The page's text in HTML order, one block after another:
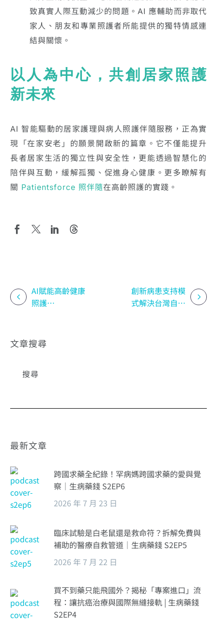
致真實人際互動減少的問題。AI 應輔助而非取代
家人、朋友和專業照護者所能提供的獨特情感連
結與關懷。
以人為中心，共創居家照護
新未來
AI 智能驅動的居家護理與病人照護伴隨服務，正為實
現「在家安老」的願景開啟新的篇章。它不僅能提升
長者居家生活的獨立性與安全性，更能透過智慧化的
陪伴與互動，緩解孤獨、促進身心健康。更多瞭解有
關 Patientsforce 照伴隨在高齡照護的實踐。
AI賦能高齡健康
照護
域創新成果展
創新病患支持模
式解決台灣自費
文章搜尋
最新文章
跨國求藥全紀錄！罕病媽跨國求藥的愛與覺
察｜生病藥錢 S2EP6
2026 年 7 月 23 日
臨床試驗是白老鼠還是救命符？拆解免費與
補助的醫療自救管道｜生病藥錢 S2EP5
2026 年 7 月 22 日
買不到藥只能飛國外？揭秘「專案進口」流
程：讓抗癌治療與國際無縫接軌 | 生病藥錢
S2EP4